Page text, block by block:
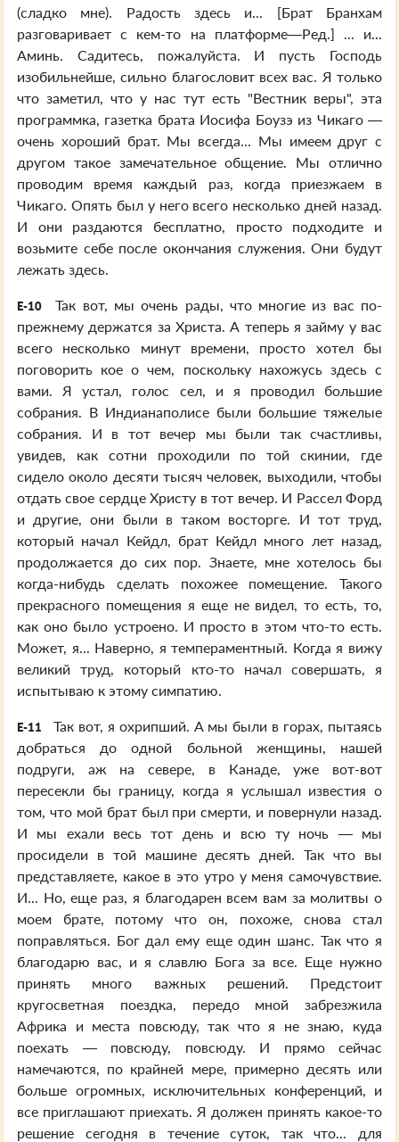
(сладко мне). Радость здесь и... [Брат Бранхам
разговаривает с кем-то на платформе—Ред.] ... и...
Аминь. Садитесь, пожалуйста. И пусть Господь
изобильнейше, сильно благословит всех вас. Я только
что заметил, что у нас тут есть "Вестник веры", эта
программка, газетка брата Иосифа Боузэ из Чикаго —
очень хороший брат. Мы всегда... Мы имеем друг с
другом такое замечательное общение. Мы отлично
проводим время каждый раз, когда приезжаем в
Чикаго. Опять был у него всего несколько дней назад.
И они раздаются бесплатно, просто подходите и
возьмите себе после окончания служения. Они будут
лежать здесь.
E-10
Так вот, мы очень рады, что многие из вас по-
прежнему держатся за Христа. А теперь я займу у вас
всего несколько минут времени, просто хотел бы
поговорить кое о чем, поскольку нахожусь здесь с
вами. Я устал, голос сел, и я проводил большие
собрания. В Индианаполисе были большие тяжелые
собрания. И в тот вечер мы были так счастливы,
увидев, как сотни проходили по той скинии, где
сидело около десяти тысяч человек, выходили, чтобы
отдать свое сердце Христу в тот вечер. И Рассел Форд
и другие, они были в таком восторге. И тот труд,
который начал Кейдл, брат Кейдл много лет назад,
продолжается до сих пор. Знаете, мне хотелось бы
когда-нибудь сделать похожее помещение. Такого
прекрасного помещения я еще не видел, то есть, то,
как оно было устроено. И просто в этом что-то есть.
Может, я... Наверно, я темпераментный. Когда я вижу
великий труд, который кто-то начал совершать, я
испытываю к этому симпатию.
E-11
Так вот, я охрипший. А мы были в горах, пытаясь
добраться до одной больной женщины, нашей
подруги, аж на севере, в Канаде, уже вот-вот
пересекли бы границу, когда я услышал известия о
том, что мой брат был при смерти, и повернули назад.
И мы ехали весь тот день и всю ту ночь — мы
просидели в той машине десять дней. Так что вы
представляете, какое в это утро у меня самочувствие.
И... Но, еще раз, я благодарен всем вам за молитвы о
моем брате, потому что он, похоже, снова стал
поправляться. Бог дал ему еще один шанс. Так что я
благодарю вас, и я славлю Бога за все. Еще нужно
принять много важных решений. Предстоит
кругосветная поездка, передо мной забрезжила
Африка и места повсюду, так что я не знаю, куда
поехать — повсюду, повсюду. И прямо сейчас
намечаются, по крайней мере, примерно десять или
больше огромных, исключительных конференций, и
все приглашают приехать. Я должен принять какое-то
решение сегодня в течение суток, так что... для